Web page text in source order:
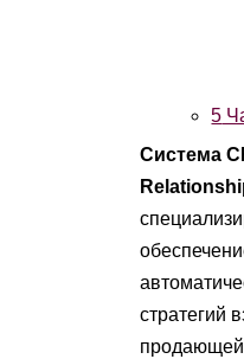
5
Система
стратегий